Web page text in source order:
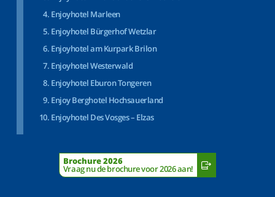
Enjoyhotel Marleen
Enjoyhotel Bürgerhof Wetzlar
Enjoyhotel am Kurpark Brilon
Enjoyhotel Westerwald
Enjoyhotel Eburon Tongeren
Enjoy Berghotel Hochsauerland
Enjoyhotel Des Vosges – Elzas
Brochure 2026
Vraag nu de brochure voor 2026 aan!